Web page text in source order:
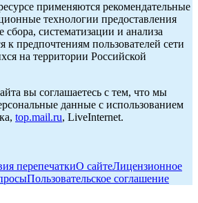
применяются рекомендательные
технологии предоставления
систематизации и анализа
к предпочтениям пользователей сети
на территории Российской
вы соглашаетесь с тем, что мы
данные с использованием
top.mail.ru, LiveInternet.
перепечаткиО сайтеЛицензионное
Пользовательское соглашение